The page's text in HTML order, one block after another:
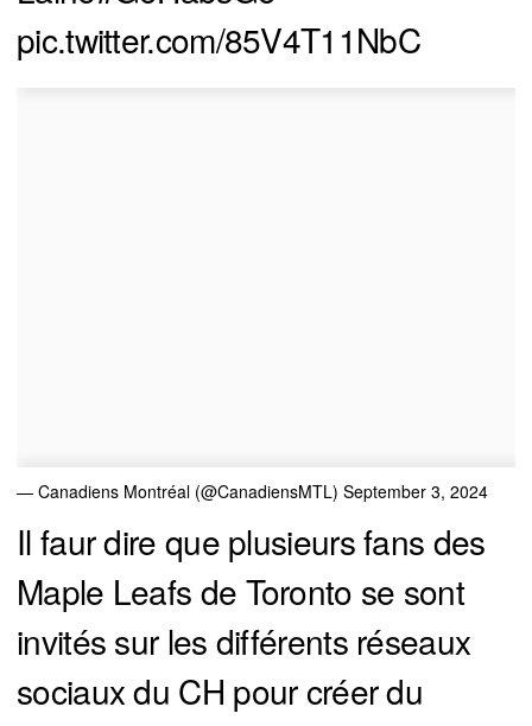
pic.twitter.com/85V4T11NbC
— Canadiens Montréal (@CanadiensMTL) September 3, 2024
Il faur dire que plusieurs fans des
Maple Leafs de Toronto se sont
invités sur les différents réseaux
sociaux du CH pour créer du